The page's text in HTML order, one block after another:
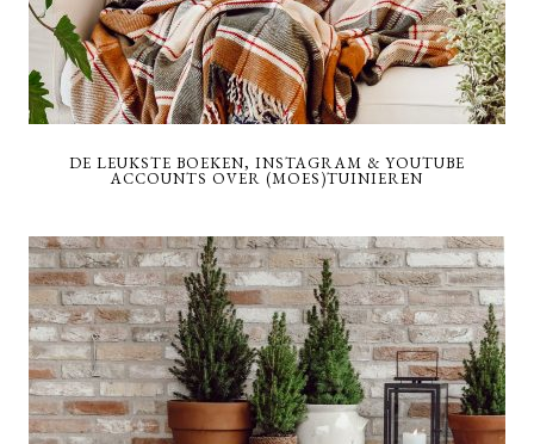
DE LEUKSTE BOEKEN, INSTAGRAM & YOUTUBE
ACCOUNTS OVER (MOES)TUINIEREN